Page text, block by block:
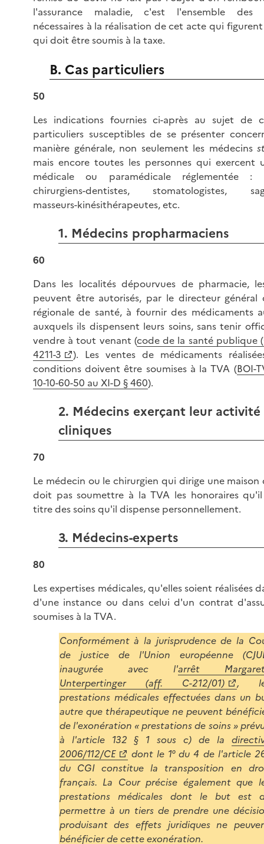
l'assurance maladie, c'est l'ensemble des
nécessaires à la réalisation de cet acte qui
qui doit être soumis à la taxe.
B. Cas particuliers
50
Les indications fournies ci-après au sujet de
particuliers susceptibles de se présenter
manière générale, non seulement les médecins
mais encore toutes les personnes qui exercent
médicale ou paramédicale réglementée :
chirurgiens-dentistes, stomatologistes,
masseurs-kinésithérapeutes, etc.
1. Médecins propharmaciens
60
Dans les localités dépourvues de pharmacie,
peuvent être autorisés, par le directeur général
régionale de santé, à fournir des médicaments
auxquels ils dispensent leurs soins, sans tenir
vendre à tout venant (code de la santé publique
4211-3
). Les ventes de médicaments
conditions doivent être soumises à la TVA (BOI-
10-10-60-50 au XI-D § 460).
2. Médecins exerçant leur activité
cliniques
70
Le médecin ou le chirurgien qui dirige une maison
doit pas soumettre à la TVA les honoraires
titre des soins qu'il dispense personnellement.
3. Médecins-experts
80
Les expertises médicales, qu'elles soient réalisées
d'une instance ou dans celui d'un contrat
soumises à la TVA.
Conformément à la jurisprudence de la
de justice de l'Union européenne
inaugurée avec l'arrêt
Unterpertinger (aff. C-212/01)
,
prestations médicales effectuées dans un
autre que thérapeutique ne peuvent
de l'exonération « prestations de soins »
à l'article 132 § 1 sous c) de la
2006/112/CE
dont le 1° du 4 de l'article
du CGI constitue la transposition en
français. La Cour précise également que
prestations médicales dont le but est
permettre à un tiers de prendre une
produisant des effets juridiques ne
bénéficier de cette exonération.